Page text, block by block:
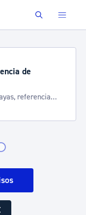
Buscar
Cortes de
de transporte